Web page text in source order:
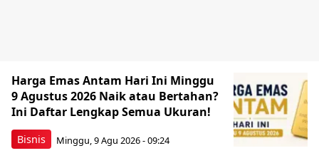
Bisnis
Harga Emas Antam Hari Ini Minggu
9 Agustus 2026 Naik atau Bertahan?
Ini Daftar Lengkap Semua Ukuran!
Minggu, 9 Agu 2026 - 09:24